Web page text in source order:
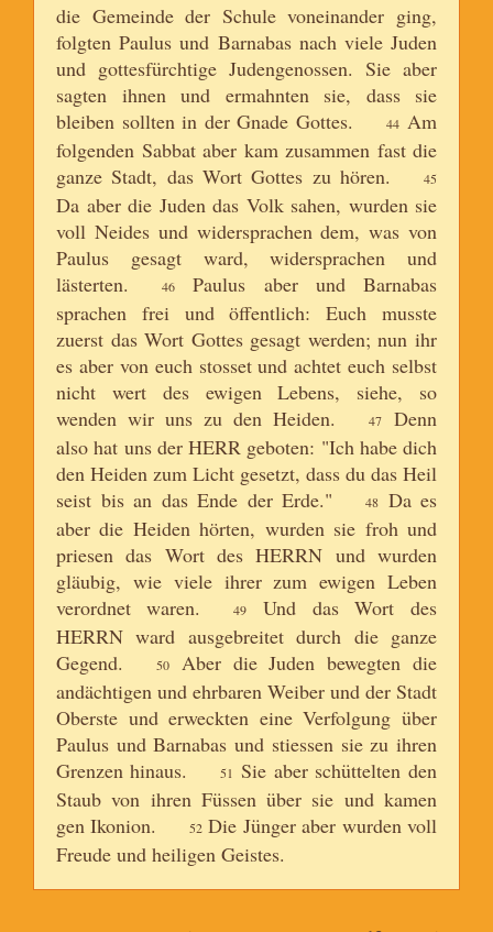
die Gemeinde der Schule voneinander ging,
folgten Paulus und Barnabas nach viele Juden
und gottesfürchtige Judengenossen. Sie aber
sagten ihnen und ermahnten sie, dass sie
bleiben sollten in der Gnade Gottes.
44 Am
folgenden Sabbat aber kam zusammen fast die
ganze Stadt, das Wort Gottes zu hören.
45
Da aber die Juden das Volk sahen, wurden sie
voll Neides und widersprachen dem, was von
Paulus gesagt ward, widersprachen und
lästerten.
46
Paulus aber und Barnabas
sprachen frei und öffentlich: Euch musste
zuerst das Wort Gottes gesagt werden; nun ihr
es aber von euch stosset und achtet euch selbst
nicht wert des ewigen Lebens, siehe, so
wenden wir uns zu den Heiden.
47
Denn
also hat uns der HERR geboten: "Ich habe dich
den Heiden zum Licht gesetzt, dass du das Heil
seist bis an das Ende der Erde."
48 Da es
aber die Heiden hörten, wurden sie froh und
priesen das Wort des HERRN und wurden
gläubig, wie viele ihrer zum ewigen Leben
verordnet waren.
49
Und das Wort des
HERRN ward ausgebreitet durch die ganze
Gegend.
50
Aber die Juden bewegten die
andächtigen und ehrbaren Weiber und der Stadt
Oberste und erweckten eine Verfolgung über
Paulus und Barnabas und stiessen sie zu ihren
Grenzen hinaus.
51 Sie aber schüttelten den
Staub von ihren Füssen über sie und kamen
gen Ikonion.
52 Die Jünger aber wurden voll
Freude und heiligen Geistes.